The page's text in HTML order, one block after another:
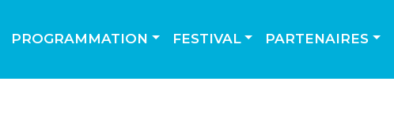
PROGRAMMATION FESTIVAL PARTENAIRES